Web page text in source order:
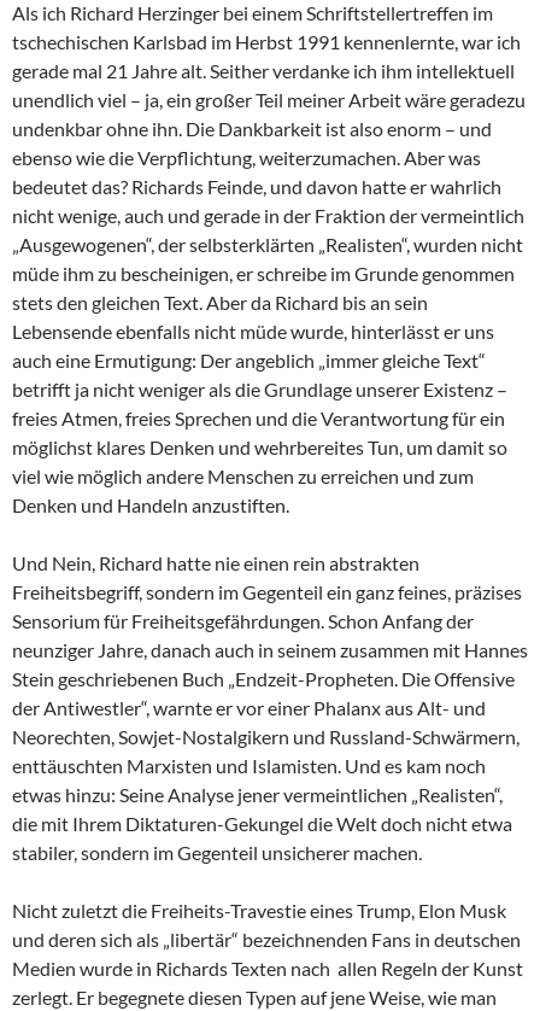
Als ich Richard Herzinger bei einem Schriftstellertreffen im
tschechischen Karlsbad im Herbst 1991 kennenlernte, war ich
gerade mal 21 Jahre alt. Seither verdanke ich ihm intellektuell
unendlich viel – ja, ein großer Teil meiner Arbeit wäre geradezu
undenkbar ohne ihn. Die Dankbarkeit ist also enorm – und
ebenso wie die Verpflichtung, weiterzumachen. Aber was
bedeutet das? Richards Feinde, und davon hatte er wahrlich
nicht wenige, auch und gerade in der Fraktion der vermeintlich
„Ausgewogenen“, der selbsterklärten „Realisten“, wurden nicht
müde ihm zu bescheinigen, er schreibe im Grunde genommen
stets den gleichen Text. Aber da Richard bis an sein
Lebensende ebenfalls nicht müde wurde, hinterlässt er uns
auch eine Ermutigung: Der angeblich „immer gleiche Text“
betrifft ja nicht weniger als die Grundlage unserer Existenz –
freies Atmen, freies Sprechen und die Verantwortung für ein
möglichst klares Denken und wehrbereites Tun, um damit so
viel wie möglich andere Menschen zu erreichen und zum
Denken und Handeln anzustiften.
Und Nein, Richard hatte nie einen rein abstrakten
Freiheitsbegriff, sondern im Gegenteil ein ganz feines, präzises
Sensorium für Freiheitsgefährdungen. Schon Anfang der
neunziger Jahre, danach auch in seinem zusammen mit Hannes
Stein geschriebenen Buch „Endzeit-Propheten. Die Offensive
der Antiwestler“, warnte er vor einer Phalanx aus Alt- und
Neorechten, Sowjet-Nostalgikern und Russland-Schwärmern,
enttäuschten Marxisten und Islamisten. Und es kam noch
etwas hinzu: Seine Analyse jener vermeintlichen „Realisten“,
die mit Ihrem Diktaturen-Gekungel die Welt doch nicht etwa
stabiler, sondern im Gegenteil unsicherer machen.
Nicht zuletzt die Freiheits-Travestie eines Trump, Elon Musk
und deren sich als „libertär“ bezeichnenden Fans in deutschen
Medien wurde in Richards Texten nach allen Regeln der Kunst
zerlegt. Er begegnete diesen Typen auf jene Weise, wie man